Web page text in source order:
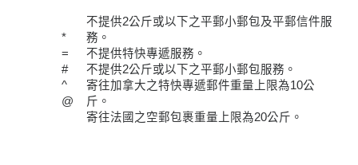
*
=
#
^
@
不提供2公斤或以下之平郵小郵包及平郵信件服
務。
不提供特快專遞服務。
不提供2公斤或以下之平郵小郵包服務。
寄往加拿大之特快專遞郵件重量上限為10公
斤。
寄往法國之空郵包裹重量上限為20公斤。